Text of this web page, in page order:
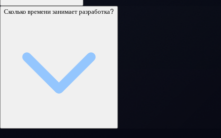
Сколько времени занимает разработка?